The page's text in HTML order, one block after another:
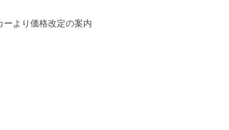
より価格改定の案内